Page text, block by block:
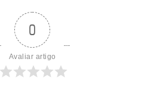
0
Avaliar artigo